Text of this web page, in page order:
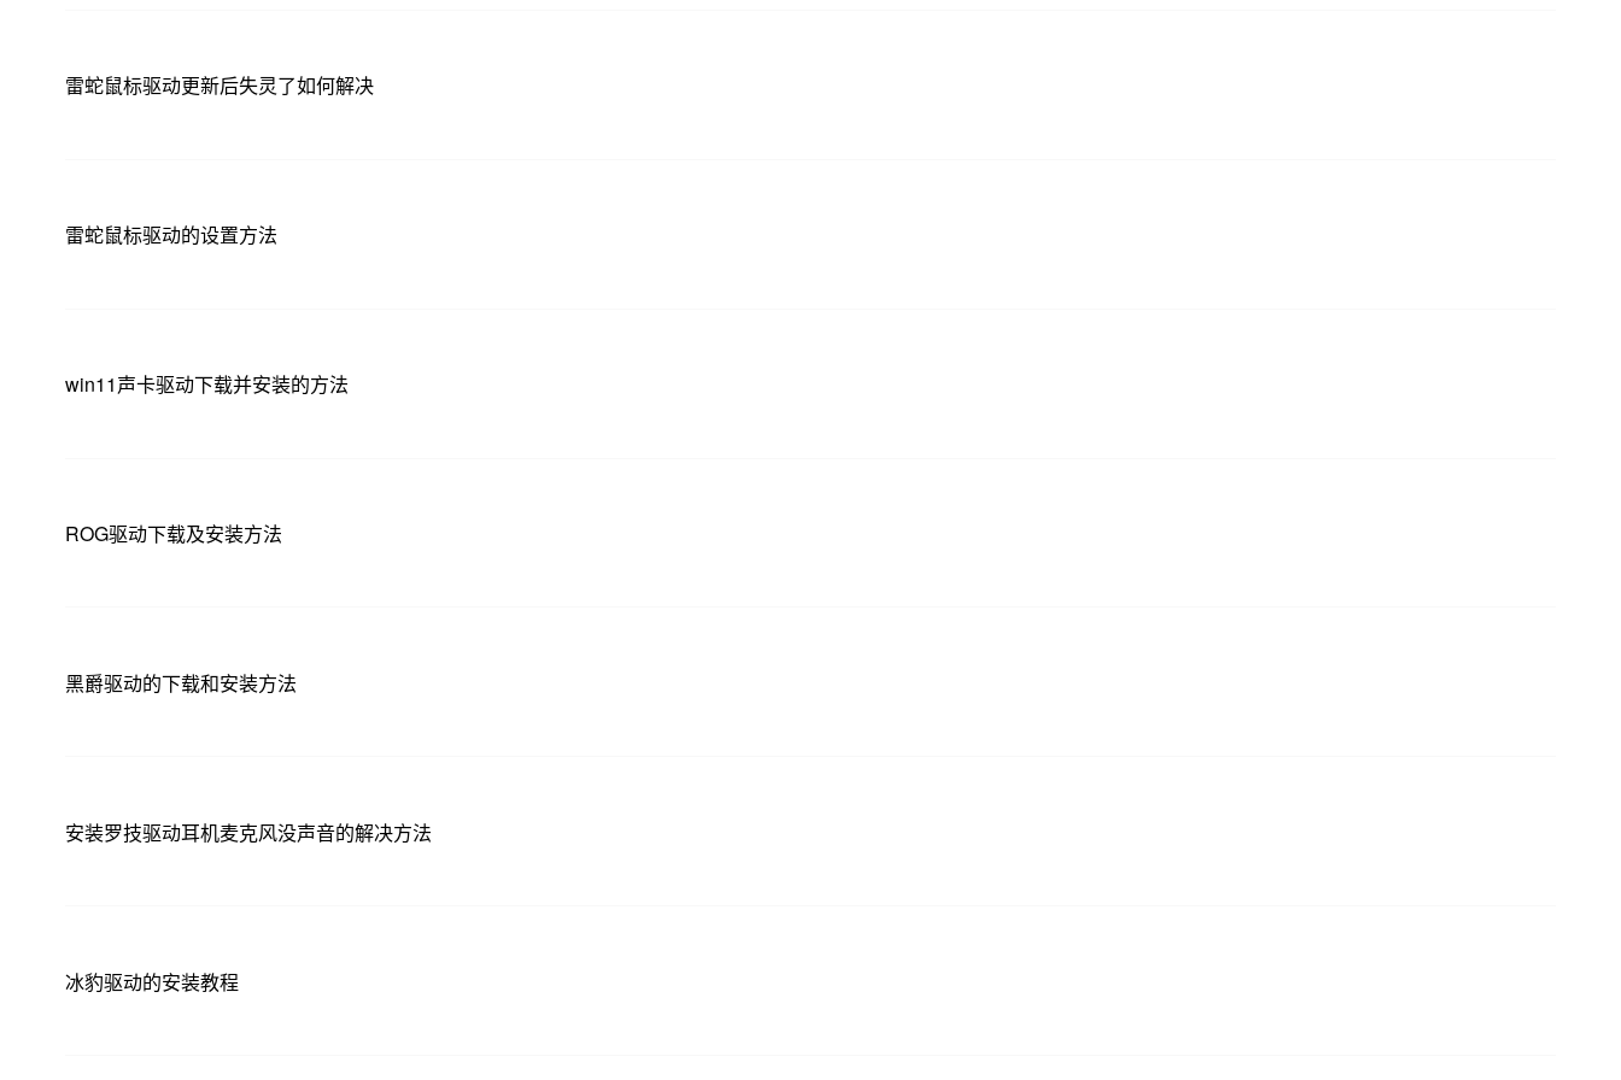
雷蛇鼠标驱动更新后失灵了如何解决
雷蛇鼠标驱动的设置方法
win11声卡驱动下载并安装的方法
ROG驱动下载及安装方法
黑爵驱动的下载和安装方法
安装罗技驱动耳机麦克风没声音的解决方法
冰豹驱动的安装教程